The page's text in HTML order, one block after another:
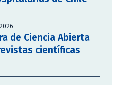
de Ciencia Abierta
científicas